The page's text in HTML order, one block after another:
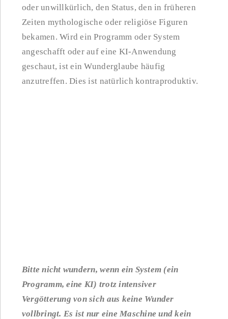
oder unwillkürlich, den Status, den in früheren
Zeiten mythologische oder religiöse Figuren
bekamen. Wird ein Programm oder System
angeschafft oder auf eine KI-Anwendung
geschaut, ist ein Wunderglaube häufig
anzutreffen. Dies ist natürlich kontraproduktiv.
Bitte nicht wundern, wenn ein System (ein
Programm, eine KI) trotz intensiver
Vergötterung von sich aus keine Wunder
vollbringt. Es ist nur eine Maschine und kein